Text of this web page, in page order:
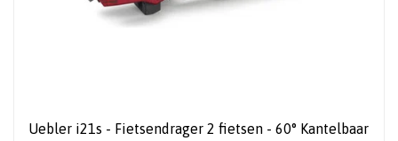
Uebler i21s - Fietsendrager 2 fietsen - 60° Kantelbaar